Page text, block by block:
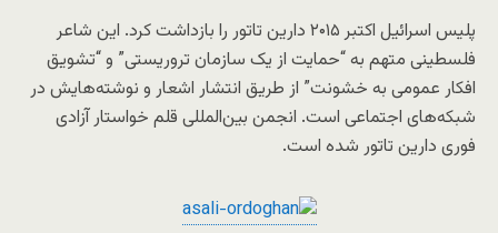
پلیس اسرائیل اکتبر ۲۰۱۵ دارین تاتور را بازداشت کرد. این شاعر
فلسطینی متهم به “حمایت از یک سازمان تروریستی” و “تشویق
افکار عمومی به خشونت” از طریق انتشار اشعار و نوشته‌هایش در
شبکه‌های اجتماعی است. انجمن بین‌المللی قلم خواستار آزادی
فوری دارین تاتور شده است.